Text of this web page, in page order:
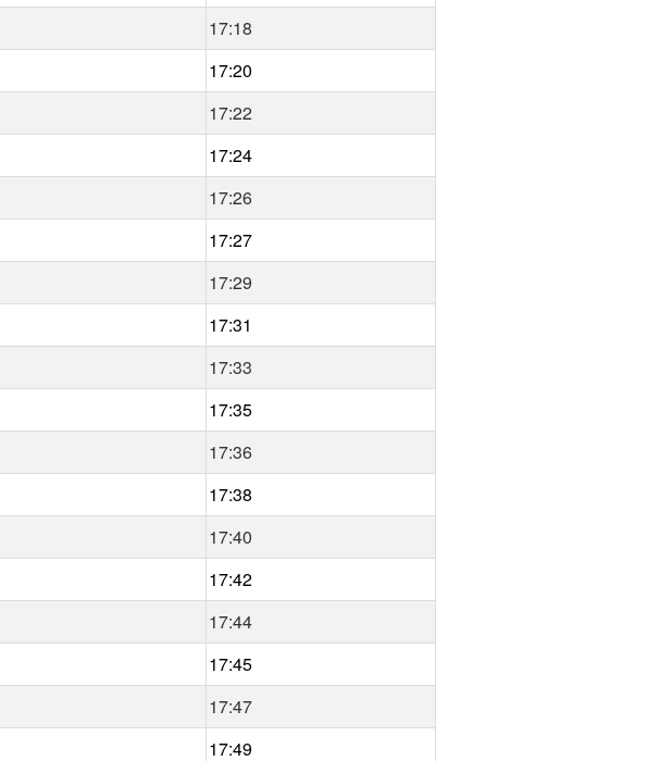
17:18
17:20
17:22
17:24
17:26
17:27
17:29
17:31
17:33
17:35
17:36
17:38
17:40
17:42
17:44
17:45
17:47
17:49